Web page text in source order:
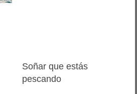
Soñar que estás
pescando